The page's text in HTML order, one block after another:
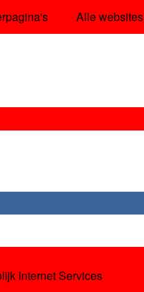
Alle websites
Internet Services